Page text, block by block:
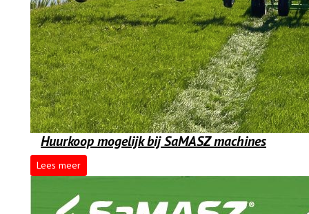
Huurkoop mogelijk bij SaMASZ machines
Lees meer